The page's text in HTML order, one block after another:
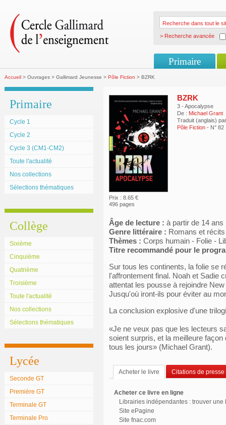
> Recherche avancée
Primaire
Accueil > Ouvrages > Gallimard Jeunesse > Pôle Fiction > BZRK
Primaire
Cycle 1
Cycle 2
Cycle 3 (CM1-CM2)
Toute l'actualité
Nos collections
Sélections thématiques
Collège
Sixième
Cinquième
Quatrième
Troisième
Toute l'actualité
Nos collections
Sélections thématiques
Lycée
Seconde GT
Première GT
Terminale GT
Terminale Pro
Prix : 8.65 €
496 pages
BZRK
3 - Apocalypse
De : Michael Grant
Traduit (anglais)
Pôle Fiction - N° 82
Âge de lecture : à partir de 14 ans
Genre littéraire : Romans et
Thèmes : Corps humain - Folie -
Titre recommandé pour le
Sur tous les continents, la folie se
l'affrontement final. Noah et Sadie
attentat les pousse à rejoindre
Jusqu'où iront-ils pour éviter au
La conclusion explosive d'une
«Je ne veux pas que les lecteurs
soient surpris, et la meilleure
tous les jours» (Michael Grant).
Acheter le livre Citations de presse
Acheter ce livre en ligne
Librairies indépendantes : trouver une
Site ePagine
Site fnac.com